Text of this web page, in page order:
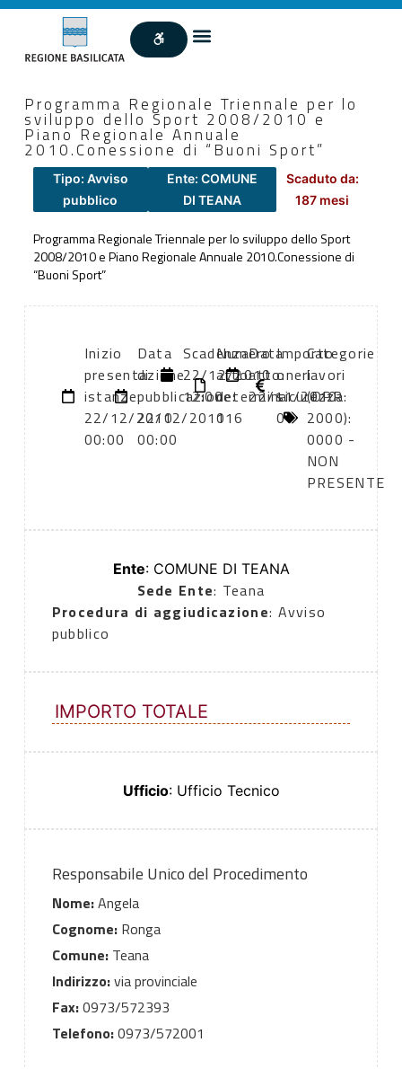
Programma Regionale Triennale per lo
sviluppo dello Sport 2008/2010 e
Piano Regionale Annuale
2010.Conessione di “Buoni Sport”
Tipo: Avviso
pubblico
Ente: COMUNE
DI TEANA
Scaduto da:
187 mesi
Programma Regionale Triennale per lo sviluppo dello Sport
2008/2010 e Piano Regionale Annuale 2010.Conessione di
“Buoni Sport”
Inizio
presentazione
istanze:
22/12/2010
00:00
Data
di
pubblicazione:
22/12/2010
00:00
Scadenza:
22/12/2010
12:00
Numero
atto:
determina
116
Data
atto:
22/11/2010
Importo
oneri
sicurezza:
0
Categorie
lavori
(DPR
2000):
0000 -
NON
PRESENTE
Ente: COMUNE DI TEANA
Sede Ente: Teana
Procedura di aggiudicazione: Avviso
pubblico
IMPORTO TOTALE
Ufficio: Ufficio Tecnico
Responsabile Unico del Procedimento
Nome:Angela
Cognome:Ronga
Comune:Teana
Indirizzo:via provinciale
Fax:0973/572393
Telefono:0973/572001